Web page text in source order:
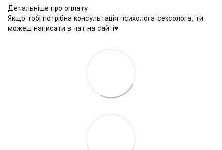
Детальніше про оплату
Якщо тобі потрібна консультація психолога-сексолога, ти
можеш написати в чат на сайті♥